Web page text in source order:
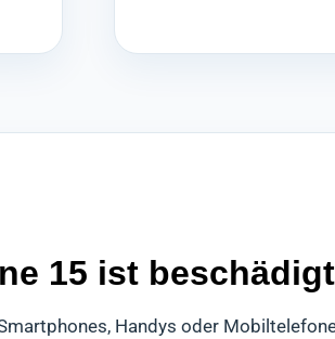
15 ist
Handys oder